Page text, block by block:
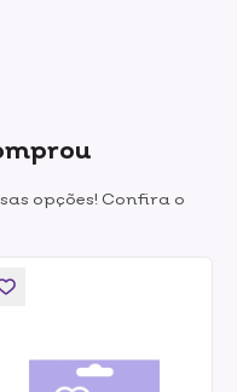
opções! Confira o